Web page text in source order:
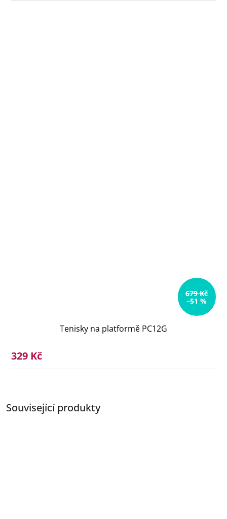
Související produkty
679 Kč
–51 %
Tenisky na platformě PC12G
329 Kč